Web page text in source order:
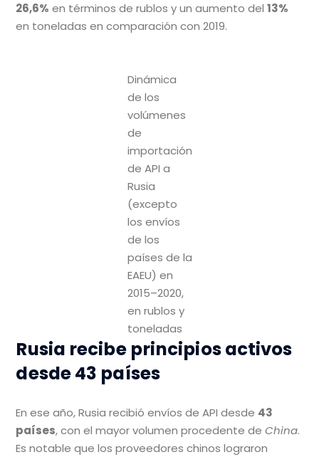
26,6% en términos de rublos y un aumento del13%
en toneladas en comparación con 2019.
Dinámica
de los
volúmenes
de
importación
de API a
Rusia
(excepto
los envíos
de los
países de la
EAEU) en
2015–2020,
en rublos y
toneladas
Rusia recibe principios activos
desde 43 países
En ese año, Rusia recibió envíos de API desde 43
países, con el mayor volumen procedente deChina.
Es notable que los proveedores chinos lograron